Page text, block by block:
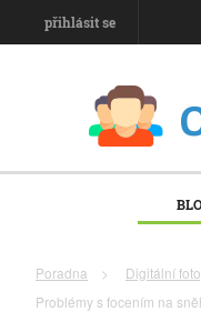
přihlásit se
Poradna > Digitální
Problémy s focením na